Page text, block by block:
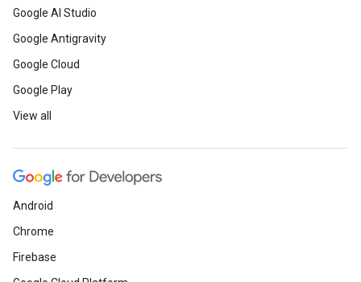
Google AI Studio
Google Antigravity
Google Cloud
Google Play
View all
Android
Chrome
Firebase